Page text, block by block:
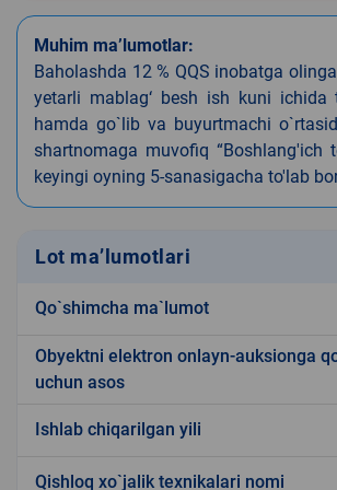
Muhim ma’lumotlar:
Baholashda 12 % QQS inobatga
yetarli mablag‘ besh ish kuni ichida
hamda go`lib va buyurtmachi
shartnomaga muvofiq
keyingi oyning 5-sanasigacha to'lab
Lot ma’lumotlari
Qo`shimcha ma`lumot
Obyektni elektron onlayn-auksionga
uchun asos
Ishlab chiqarilgan yili
Qishloq xo`jalik texnikalari nomi